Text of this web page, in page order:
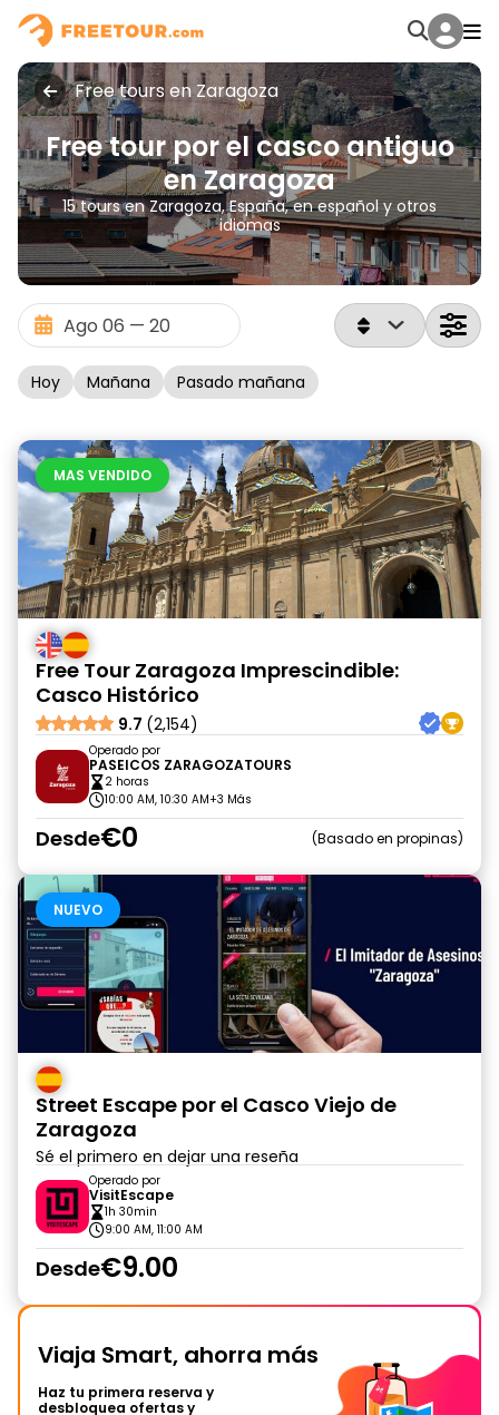
Free tours en Zaragoza
Free tour por el casco antiguo
en Zaragoza
15 tours en Zaragoza, España, en español y otros
idiomas
Hoy Mañana Pasado mañana
MAS VENDIDO
Free Tour Zaragoza Imprescindible:
Casco Histórico
9.7 (2,154)
Operado por
PASEICOS ZARAGOZATOURS
2 horas
10:00 AM, 10:30 AM+3 Más
Desde€0 Basado en propinas
NUEVO
Street Escape por el Casco Viejo de
Zaragoza
Sé el primero en dejar una reseña
Operado por
VisitEscape
1h 30min
9:00 AM, 11:00 AM
Desde€9.00
Viaja Smart, ahorra más
Haz tu primera reserva y
desbloquea ofertas y